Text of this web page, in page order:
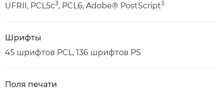
UFRII, PCL5c3, PCL6, Adobe® PostScript3
Шрифты
45 шрифтов PCL, 136 шрифтов PS
Поля печати